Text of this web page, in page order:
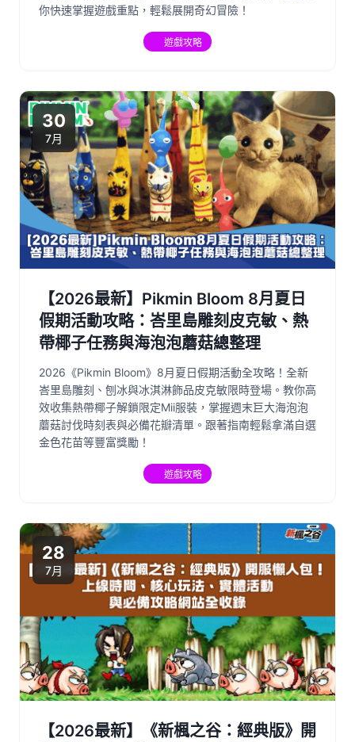
你快速掌握遊戲重點，輕鬆展開奇幻冒險！
遊戲攻略
30
7月
【2026最新】Pikmin Bloom 8月夏日
假期活動攻略：峇里島雕刻皮克敏、熱
帶椰子任務與海泡泡蘑菇總整理
2026《Pikmin Bloom》8月夏日假期活動全攻略！全新
峇里島雕刻、刨冰與冰淇淋飾品皮克敏限時登場。教你高
效收集熱帶椰子解鎖限定Mii服裝，掌握週末巨大海泡泡
蘑菇討伐時刻表與必備花瓣清單。跟著指南輕鬆拿滿自選
金色花苗等豐富獎勵！
遊戲攻略
28
7月
【2026最新】《新楓之谷：經典版》開